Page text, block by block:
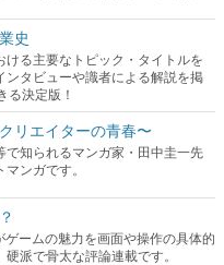
史
ける主要なトピック・タイトルを
タビューや識者による解説を掲
る決定版！
リエイターの青春〜
で知られるマンガ家・田中圭一先
ンガです。
ームの魅力を画面や操作の具体的
派で骨太な評論連載です。